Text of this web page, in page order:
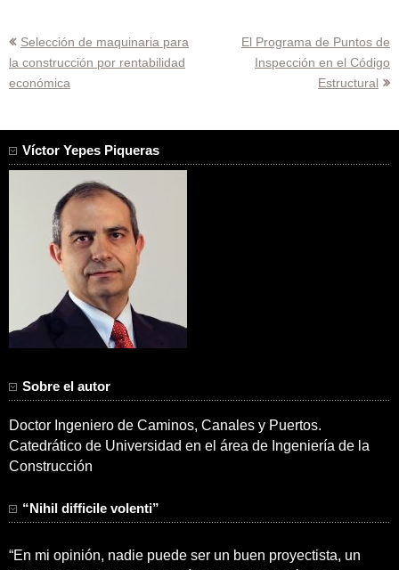
Navegación
de
Selección de maquinaria para
la construcción por rentabilidad
económica
El Programa de Puntos de
Inspección en el Código
Estructural
Víctor Yepes Piqueras
Sobre el autor
Doctor Ingeniero de Caminos, Canales y Puertos.
Catedrático de Universidad en el área de Ingeniería de la
Construcción
“Nihil difficile volenti”
“En mi opinión, nadie puede ser un buen proyectista, un